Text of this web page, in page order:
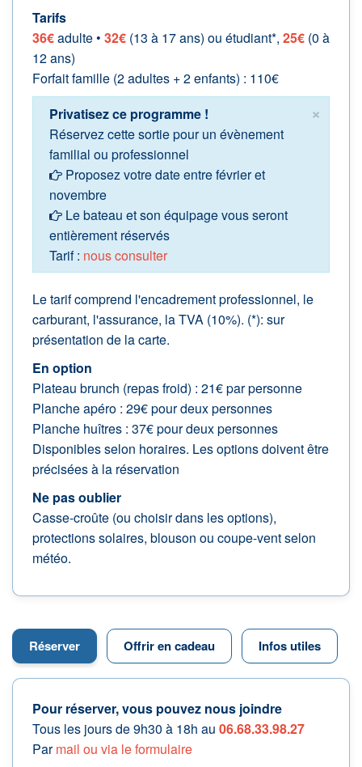
Tarifs
36€adulte • 32€ (13 à 17 ans) ou étudiant*, 25€ (0 à
12 ans)
Forfait famille (2 adultes + 2 enfants) : 110€
×
Privatisez ce programme !
Réservez cette sortie pour un évènement
familial ou professionnel
Proposez votre date entre février et
novembre
Le bateau et son équipage vous seront
entièrement réservés
Tarif : nous consulter
Le tarif comprend l'encadrement professionnel, le
carburant, l'assurance, la TVA (10%). (*): sur
présentation de la carte.
En option
Plateau brunch (repas froid) : 21€ par personne
Planche apéro : 29€ pour deux personnes
Planche huîtres : 37€ pour deux personnes
Disponibles selon horaires. Les options doivent être
précisées à la réservation
Ne pas oublier
Casse-croûte (ou choisir dans les options),
protections solaires, blouson ou coupe-vent selon
météo.
Réserver Offrir en cadeau Infos utiles
Pour réserver, vous pouvez nous joindre
Tous les jours de 9h30 à 18h au 06.68.33.98.27
Parmail ou via le formulaire